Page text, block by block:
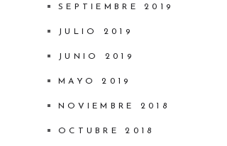
SEPTIEMBRE 2019
JULIO 2019
JUNIO 2019
MAYO 2019
NOVIEMBRE 2018
OCTUBRE 2018